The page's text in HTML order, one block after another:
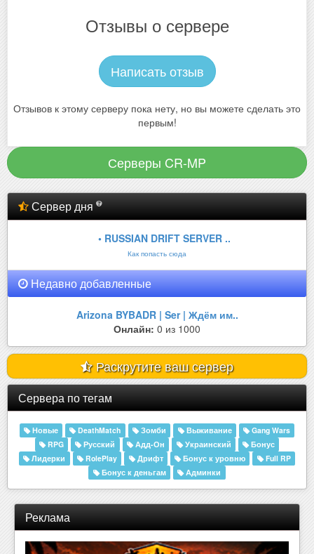
Отзывы о сервере
Написать отзыв
Отзывов к этому серверу пока нету, но вы можете сделать это
первым!
Серверы CR-MP
Сервер дня
• RUSSIAN DRIFT SERVER ..
Как попасть сюда
Недавно добавленные
Arizona BYBADR | Ser | Ждём им..
Онлайн: 0 из 1000
Раскрутите ваш сервер
Сервера по тегам
Новые DeathMatch Зомби Выживание
Gang Wars
RPG
Русский Адд-Он Украинский
Бонус
Лидерки
RolePlay Дрифт Бонус к уровню
Full RP
Бонус к деньгам
Админки
Реклама